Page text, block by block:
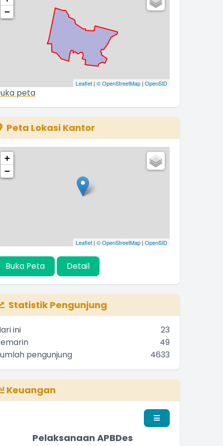
−
Leaflet | © OpenStreetMap | OpenSID
peta
Peta Lokasi Kantor
+
−
Leaflet | © OpenStreetMap | OpenSID
Buka Peta Detail
Statistik Pengunjung
ini
23
49
pengunjung
4633
Keuangan
Pelaksanaan APBDes